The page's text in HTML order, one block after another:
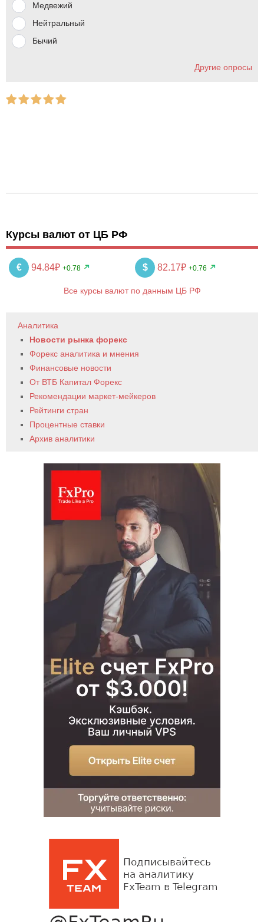
Медвежий
Нейтральный
Бычий
Другие опросы
Курсы валют от ЦБ РФ
€ 94.84₽ +0.78 $ 82.17₽ +0.76
Все курсы валют по данным ЦБ РФ
Аналитика
Новости рынка форекс
Форекс аналитика и мнения
Финансовые новости
От ВТБ Капитал Форекс
Рекомендации маркет-мейкеров
Рейтинги стран
Процентные ставки
Архив аналитики